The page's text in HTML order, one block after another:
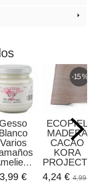
Gesso
Varios
3,99 €
-15 %
ECOPIEL
MADERA
CACAO
KORA
4,24 € 4,99 €